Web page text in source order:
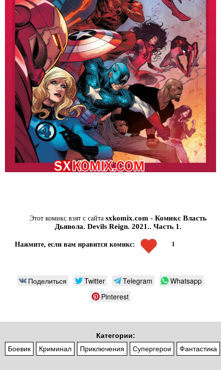
Этот комикс взят с сайта sxkomix.com - Комикс Власть
Дьявола. Devils Reign. 2021.. Часть 1.
Нажмите, если вам нравится комикс: 1
Поделиться Twitter Telegram
Whatsapp
Pinterest
Категории:
Боевик
Криминал Приключения Супергерои Фантастика